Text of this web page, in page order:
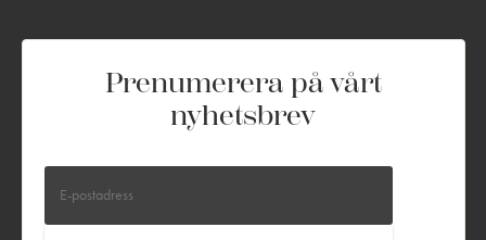
Prenumerera på vårt
nyhetsbrev